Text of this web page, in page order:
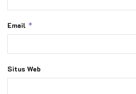
Email *
Situs Web